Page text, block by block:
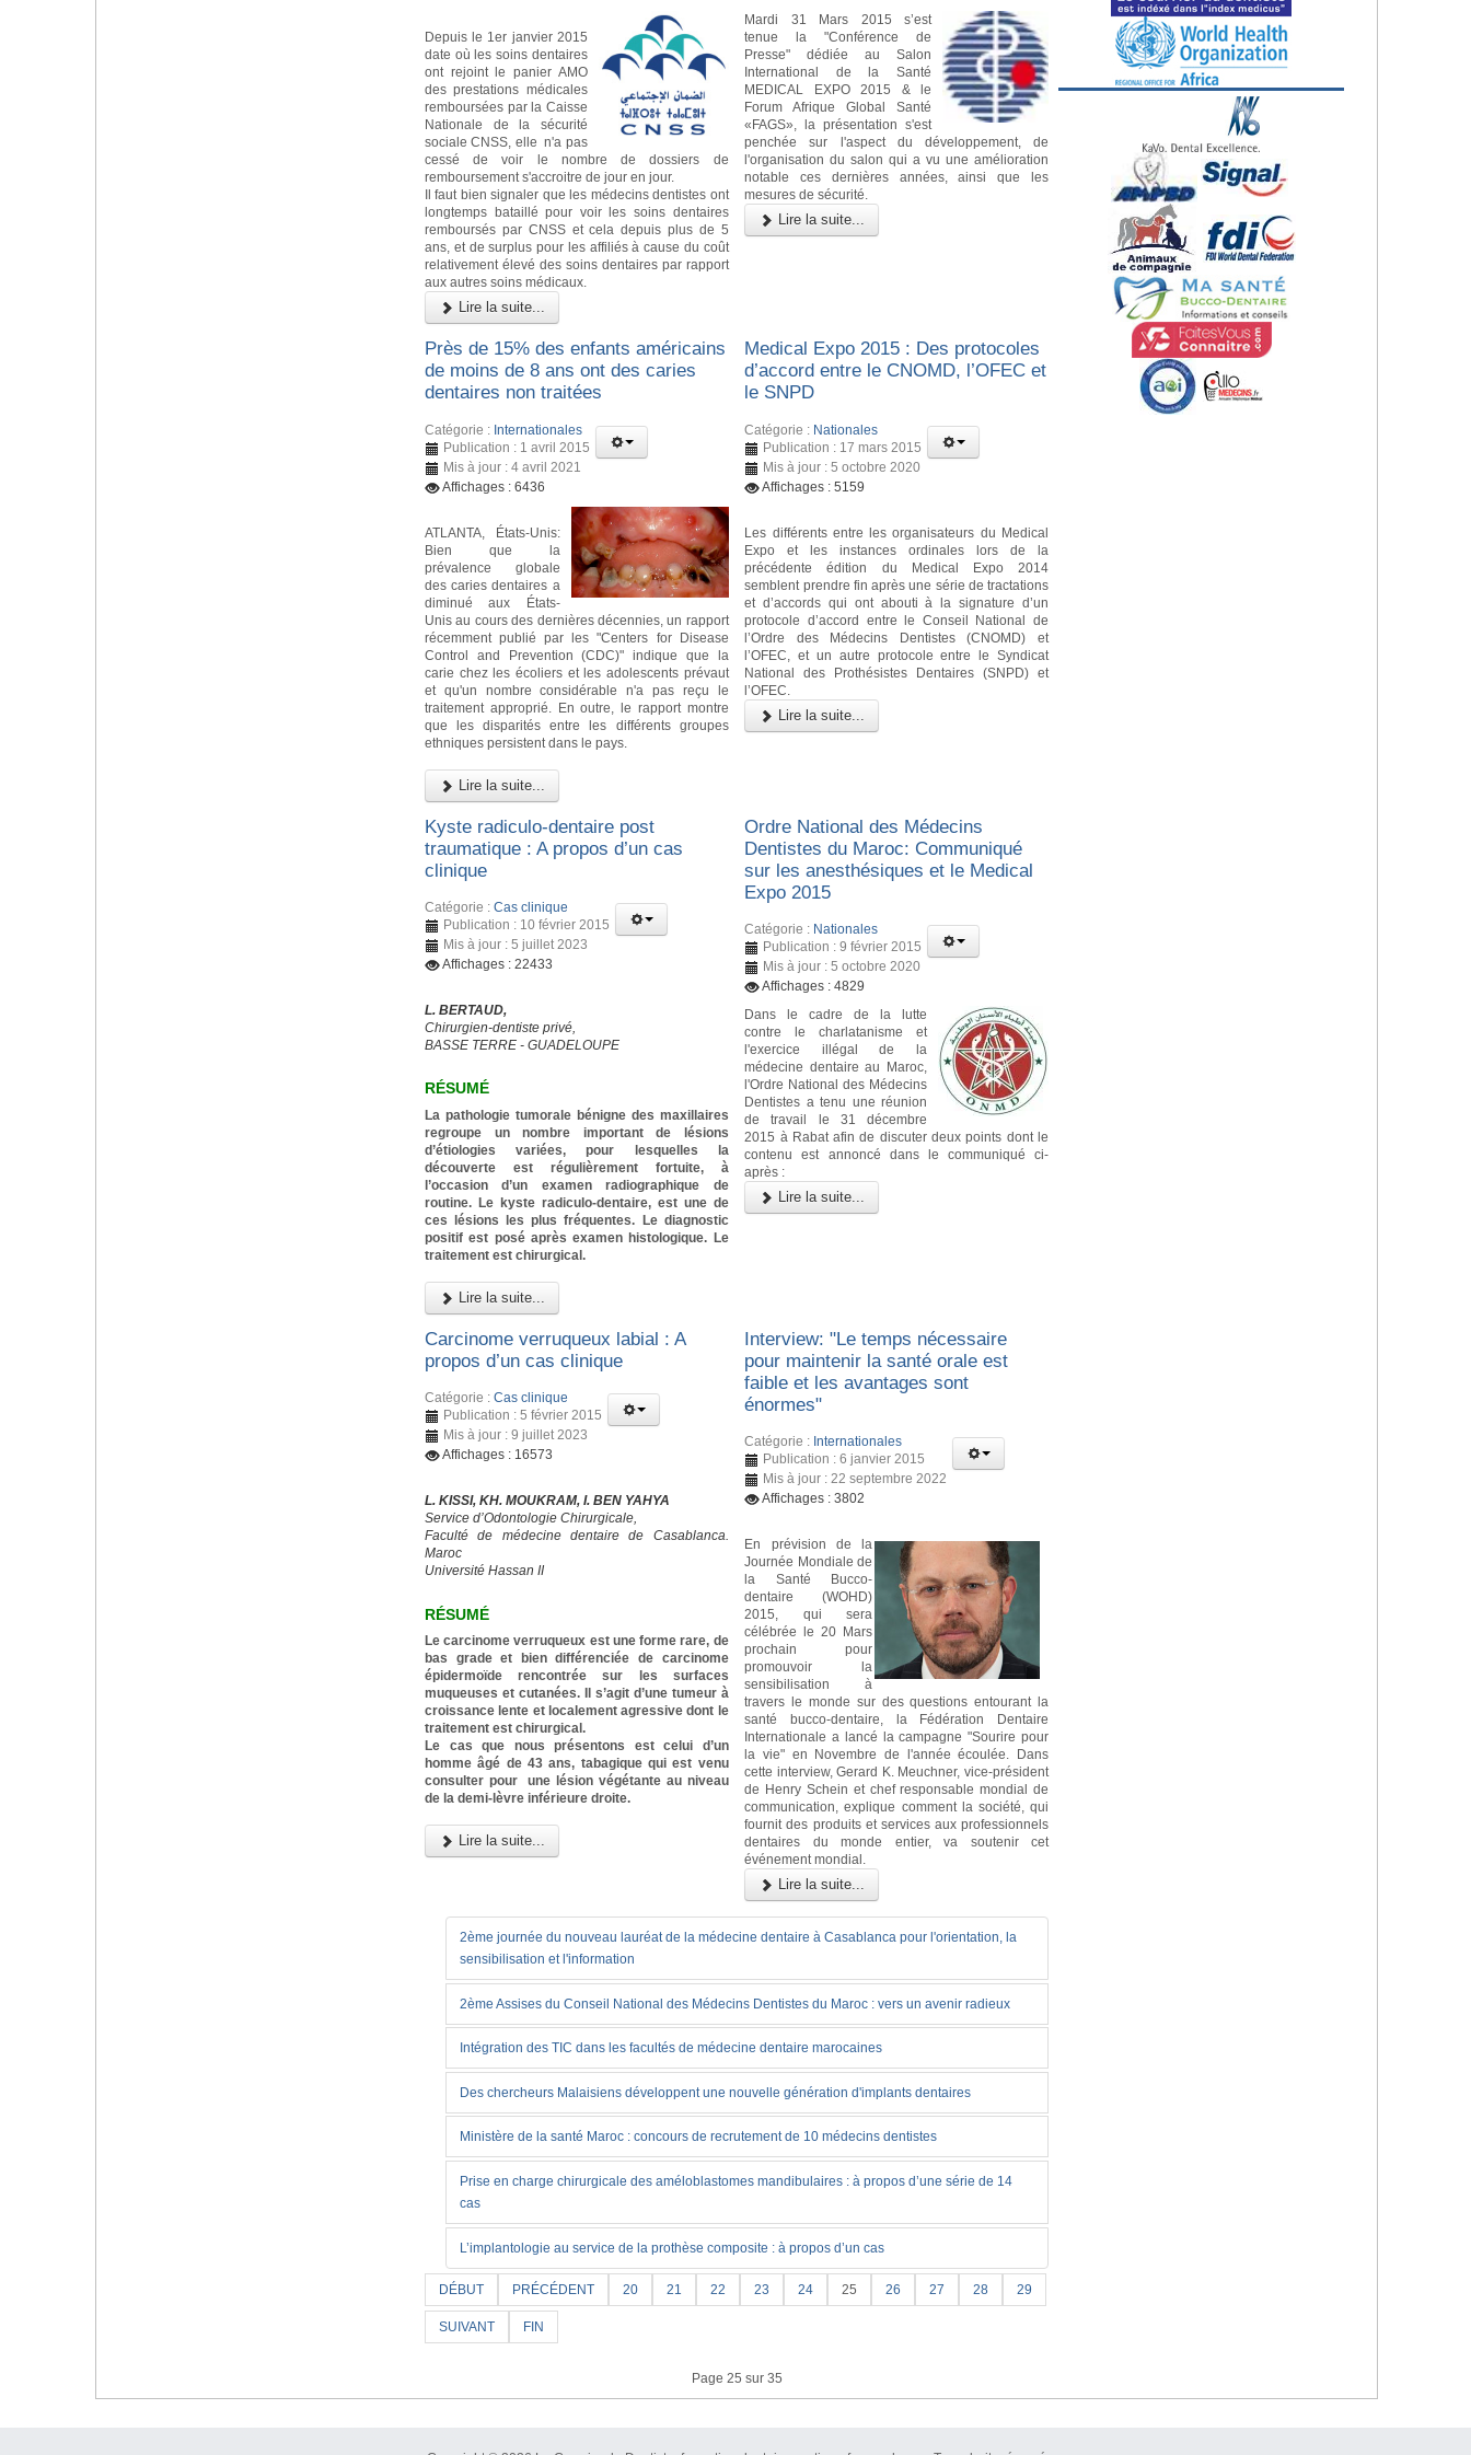
Depuis le 1er janvier 2015
date où les soins dentaires
ont rejoint le panier AMO
des prestations médicales
remboursées par la Caisse
Nationale de la sécurité
sociale CNSS, elle n'a pas
cessé de voir le nombre de dossiers de
remboursement s'accroitre de jour en jour.
Il faut bien signaler que les médecins dentistes ont
longtemps bataillé pour voir les soins dentaires
remboursés par CNSS et cela depuis plus de 5
ans, et de surplus pour les affiliés à cause du coût
relativement élevé des soins dentaires par rapport
aux autres soins médicaux.
Lire la suite...
Mardi 31 Mars 2015 s’est
tenue la "Conférence de
Presse" dédiée au Salon
International de la Santé
MEDICAL EXPO 2015 & le
Forum Afrique Global Santé
«FAGS», la présentation s'est
penchée sur l'aspect du développement, de
l'organisation du salon qui a vu une amélioration
notable ces dernières années, ainsi que les
mesures de sécurité.
Lire la suite...
Près de 15% des enfants américains
de moins de 8 ans ont des caries
dentaires non traitées
Catégorie : Internationales
Publication : 1 avril 2015
Mis à jour : 4 avril 2021
Affichages : 6436
ATLANTA, États-Unis:
Bien que la
prévalence globale
des caries dentaires a
diminué aux États-
Unis au cours des dernières décennies, un rapport
récemment publié par les "Centers for Disease
Control and Prevention (CDC)" indique que la
carie chez les écoliers et les adolescents prévaut
et qu'un nombre considérable n'a pas reçu le
traitement approprié. En outre, le rapport montre
que les disparités entre les différents groupes
ethniques persistent dans le pays.
Lire la suite...
Medical Expo 2015 : Des protocoles
d’accord entre le CNOMD, l’OFEC et
le SNPD
Catégorie : Nationales
Publication : 17 mars 2015
Mis à jour : 5 octobre 2020
Affichages : 5159
Les différents entre les organisateurs du Medical
Expo et les instances ordinales lors de la
précédente édition du Medical Expo 2014
semblent prendre fin après une série de tractations
et d’accords qui ont abouti à la signature d’un
protocole d’accord entre le Conseil National de
l’Ordre des Médecins Dentistes (CNOMD) et
l’OFEC, et un autre protocole entre le Syndicat
National des Prothésistes Dentaires (SNPD) et
l’OFEC.
Lire la suite...
Kyste radiculo-dentaire post
traumatique : A propos d’un cas
clinique
Catégorie : Cas clinique
Publication : 10 février 2015
Mis à jour : 5 juillet 2023
Affichages : 22433
L. BERTAUD,
Chirurgien-dentiste privé,
BASSE TERRE - GUADELOUPE
RÉSUMÉ
La pathologie tumorale bénigne des maxillaires
regroupe un nombre important de lésions
d’étiologies variées, pour lesquelles la
découverte est régulièrement fortuite, à
l’occasion d’un examen radiographique de
routine. Le kyste radiculo-dentaire, est une de
ces lésions les plus fréquentes. Le diagnostic
positif est posé après examen histologique. Le
traitement est chirurgical.
Lire la suite...
Ordre National des Médecins
Dentistes du Maroc: Communiqué
sur les anesthésiques et le Medical
Expo 2015
Catégorie : Nationales
Publication : 9 février 2015
Mis à jour : 5 octobre 2020
Affichages : 4829
Dans le cadre de la lutte
contre le charlatanisme et
l'exercice illégal de la
médecine dentaire au Maroc,
l'Ordre National des Médecins
Dentistes a tenu une réunion
de travail le 31 décembre
2015 à Rabat afin de discuter deux points dont le
contenu est annoncé dans le communiqué ci-
après :
Lire la suite...
Carcinome verruqueux labial : A
propos d’un cas clinique
Catégorie : Cas clinique
Publication : 5 février 2015
Mis à jour : 9 juillet 2023
Affichages : 16573
L. KISSI, KH. MOUKRAM, I. BEN YAHYA
Service d’Odontologie Chirurgicale,
Faculté de médecine dentaire de Casablanca.
Maroc
Université Hassan II
RÉSUMÉ
Le carcinome verruqueux est une forme rare, de
bas grade et bien différenciée de carcinome
épidermoïde rencontrée sur les surfaces
muqueuses et cutanées. Il s’agit d’une tumeur à
croissance lente et localement agressive dont le
traitement est chirurgical.
Le cas que nous présentons est celui d’un
homme âgé de 43 ans, tabagique qui est venu
consulter pour une lésion végétante au niveau
de la demi-lèvre inférieure droite.
Lire la suite...
Interview: "Le temps nécessaire
pour maintenir la santé orale est
faible et les avantages sont
énormes"
Catégorie : Internationales
Publication : 6 janvier 2015
Mis à jour : 22 septembre 2022
Affichages : 3802
En prévision de la
Journée Mondiale de
la Santé Bucco-
dentaire (WOHD)
2015, qui sera
célébrée le 20 Mars
prochain pour
promouvoir la
sensibilisation à
travers le monde sur des questions entourant la
santé bucco-dentaire, la Fédération Dentaire
Internationale a lancé la campagne "Sourire pour
la vie" en Novembre de l'année écoulée. Dans
cette interview, Gerard K. Meuchner, vice-président
de Henry Schein et chef responsable mondial de
communication, explique comment la société, qui
fournit des produits et services aux professionnels
dentaires du monde entier, va soutenir cet
événement mondial.
Lire la suite...
2ème journée du nouveau lauréat de la médecine dentaire à Casablanca pour l'orientation, la
sensibilisation et l'information
2ème Assises du Conseil National des Médecins Dentistes du Maroc : vers un avenir radieux
Intégration des TIC dans les facultés de médecine dentaire marocaines
Des chercheurs Malaisiens développent une nouvelle génération d'implants dentaires
Ministère de la santé Maroc : concours de recrutement de 10 médecins dentistes
Prise en charge chirurgicale des améloblastomes mandibulaires : à propos d’une série de 14
cas
L’implantologie au service de la prothèse composite : à propos d’un cas
DÉBUT PRÉCÉDENT 20 21 22 23 24 25 26 27 28 29
SUIVANT FIN
Page 25 sur 35